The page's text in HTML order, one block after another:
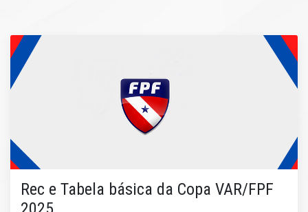
Rec e Tabela básica da Copa VAR/FPF